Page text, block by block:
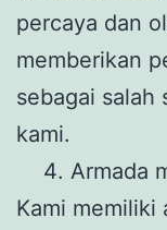
percaya dan
memberikan
sebagai salah
kami.
Armada
Kami memiliki